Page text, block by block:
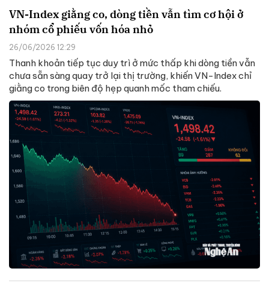
VN-Index giằng co, dòng tiền vẫn tìm cơ hội ở
nhóm cổ phiếu vốn hóa nhỏ
26/06/2026 12:29
Thanh khoản tiếp tục duy trì ở mức thấp khi dòng tiền vẫn
chưa sẵn sàng quay trở lại thị trường, khiến VN-Index chỉ
giằng co trong biên độ hẹp quanh mốc tham chiếu.